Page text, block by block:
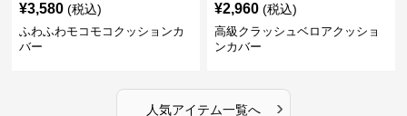
¥3,580 (税込)
ふわふわモコモコクッションカ
バー
¥2,960 (税込)
高級クラッシュベロアクッショ
ンカバー
人気アイテム一覧へ ›